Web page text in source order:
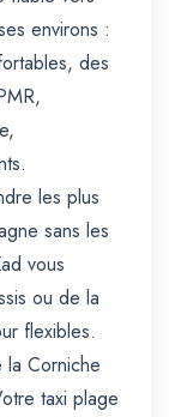
environs :
des
les plus
sans les
vous
ou de la
flexibles.
Corniche
taxi plage